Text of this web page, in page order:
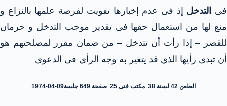
فى
التدخل إذ فى عدم إخبارها تفويت لفرصة علمها بالنزاع و
منع لها من استعمال حقها فى تقدير موجب التدخل و حرمان
للقصر – إذا رأت أن تتدخل – من ضمان مقرر لمصلحتهم هو
أن تبدى رأيها الذي قد يتغير به وجه الرأي فى الدعوى
الطعن 42 لسنة 38 مكتب فنى 25 صفحة 649 جلسة09-04-1974